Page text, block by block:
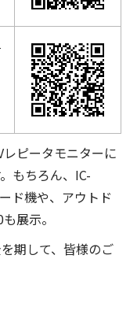
ピータモニターに
もちろん、IC-
ド機や、アウトド
展示。
期して、皆様のご